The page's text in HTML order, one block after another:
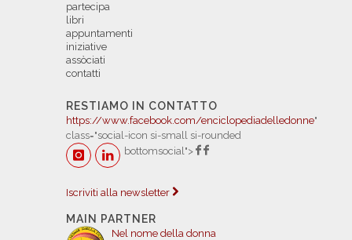
partecipa
libri
appuntamenti
iniziative
assòciati
contatti
RESTIAMO IN CONTATTO
https://www.facebook.com/enciclopediadelledonne"
class="social-icon si-small si-rounded
bottomsocial">
Iscriviti alla newsletter
MAIN PARTNER
Nel nome della donna